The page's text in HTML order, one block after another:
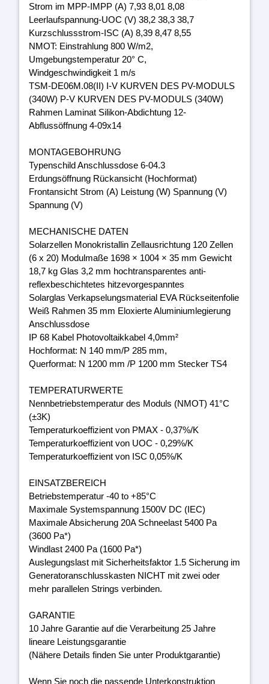
Strom im MPP-IMPP (A) 7,93 8,01 8,08
Leerlaufspannung-UOC (V) 38,2 38,3 38,7
Kurzschlussstrom-ISC (A) 8,39 8,47 8,55
NMOT: Einstrahlung 800 W/m2,
Umgebungstemperatur 20° C,
Windgeschwindigkeit 1 m/s
TSM-DE06M.08(II) I-V KURVEN DES PV-MODULS
(340W) P-V KURVEN DES PV-MODULS (340W)
Rahmen Laminat Silikon-Abdichtung 12-
Abflussöffnung 4-09x14
MONTAGEBOHRUNG
Typenschild Anschlussdose 6-04.3
Erdungsöffnung Rückansicht (Hochformat)
Frontansicht Strom (A) Leistung (W) Spannung (V)
Spannung (V)
MECHANISCHE DATEN
Solarzellen Monokristallin Zellausrichtung 120 Zellen
(6 x 20) Modulmaße 1698 × 1004 × 35 mm Gewicht
18,7 kg Glas 3,2 mm hochtransparentes anti-
reflexbeschichtetes hitzevorgespanntes
Solarglas Verkapselungsmaterial EVA Rückseitenfolie
Weiß Rahmen 35 mm Eloxierte Aluminiumlegierung
Anschlussdose
IP 68 Kabel Photovoltaikkabel 4,0mm²
Hochformat: N 140 mm/P 285 mm,
Querformat: N 1200 mm /P 1200 mm Stecker TS4
TEMPERATURWERTE
Nennbetriebstemperatur des Moduls (NMOT) 41°C
(±3K)
Temperaturkoeffizient von PMAX - 0,37%/K
Temperaturkoeffizient von UOC - 0,29%/K
Temperaturkoeffizient von ISC 0,05%/K
EINSATZBEREICH
Betriebstemperatur -40 to +85°C
Maximale Systemspannung 1500V DC (IEC)
Maximale Absicherung 20A Schneelast 5400 Pa
(3600 Pa*)
Windlast 2400 Pa (1600 Pa*)
Auslegungslast mit Sicherheitsfaktor 1.5 Sicherung im
Generatoranschlusskasten NICHT mit zwei oder
mehr parallelen Strings verbinden.
GARANTIE
10 Jahre Garantie auf die Verarbeitung 25 Jahre
lineare Leistungsgarantie
(Nähere Details finden Sie unter Produktgarantie)
Wenn Sie noch die passende Unterkonstruktion